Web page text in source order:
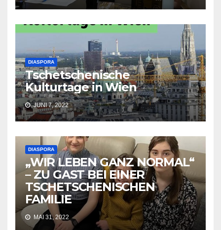
DIASPORA
Tschetschenische
Kulturtage in Wien
JUNI 7, 2022
DIASPORA
„WIR LEBEN GANZ NORMAL“
– ZU GAST BEI EINER
TSCHETSCHENISCHEN
FAMILIE
MAI 31, 2022